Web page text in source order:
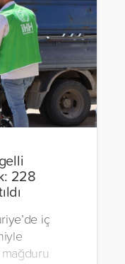
228
iç